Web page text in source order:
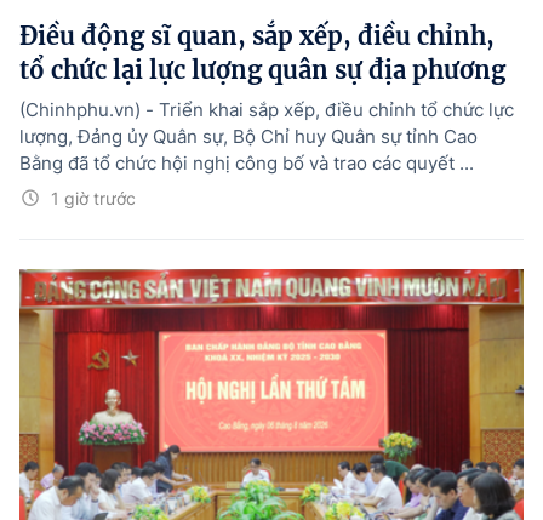
Điều động sĩ quan, sắp xếp, điều chỉnh,
tổ chức lại lực lượng quân sự địa phương
1 giờ trước
(Chinhphu.vn) - Triển khai sắp xếp, điều chỉnh tổ chức lực
lượng, Đảng ủy Quân sự, Bộ Chỉ huy Quân sự tỉnh Cao
Bằng đã tổ chức hội nghị công bố và trao các quyết ...